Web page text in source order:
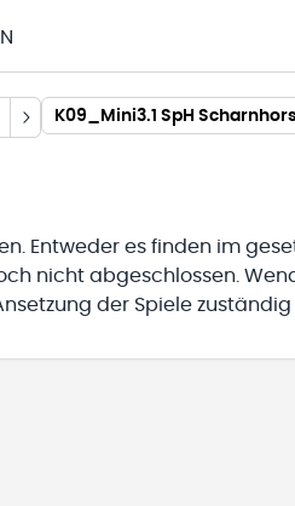
Entweder es finden im
nicht abgeschlossen.
der Spiele zuständig